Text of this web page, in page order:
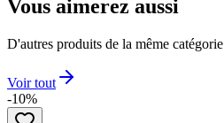
Vous aimerez aussi
D'autres produits de la même catégorie
Voir tout
-10%